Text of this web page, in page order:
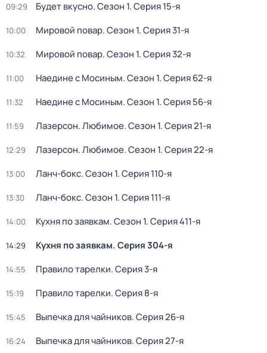
09:29 Будет вкусно. Сезон 1. Серия 15-я
10:00 Мировой повар. Сезон 1. Серия 31-я
10:32 Мировой повар. Сезон 1. Серия 32-я
11:00 Наедине с Мосиным. Сезон 1. Серия 62-я
11:32 Наедине с Мосиным. Сезон 1. Серия 56-я
11:59 Лазерсон. Любимое. Сезон 1. Серия 21-я
12:29 Лазерсон. Любимое. Сезон 1. Серия 22-я
13:00 Ланч-бокс. Сезон 1. Серия 110-я
13:30 Ланч-бокс. Сезон 1. Серия 111-я
14:00 Кухня по заявкам. Сезон 1. Серия 411-я
14:29 Кухня по заявкам. Серия 304-я
14:55 Правило тарелки. Серия 3-я
15:19 Правило тарелки. Серия 8-я
15:45 Выпечка для чайников. Серия 26-я
16:24 Выпечка для чайников. Серия 27-я